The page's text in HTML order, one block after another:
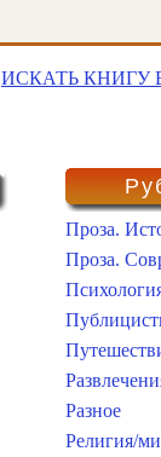
ИСКАТЬ КНИГУ
Проза.
Проза.
Разное
Религия/